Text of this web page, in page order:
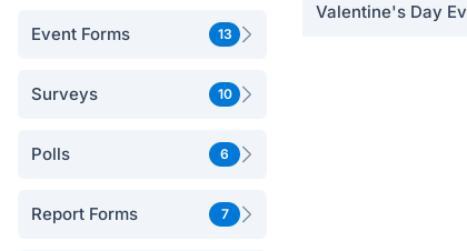
Event Forms 13
Surveys 10
Polls 6
Report Forms 7
Valentine's Day